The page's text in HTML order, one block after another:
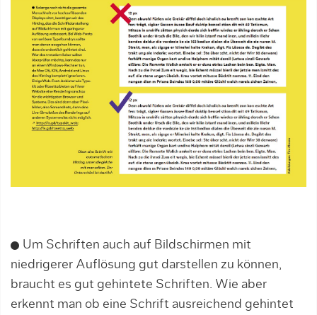
Um Schriften auch auf Bildschirmen mit
niedrigerer Auflösung gut darstellen zu können,
braucht es gut gehintete Schriften. Wie aber
erkennt man ob eine Schrift ausreichend gehintet